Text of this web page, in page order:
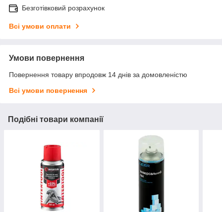
Безготівковий розрахунок
Всі умови оплати
Умови повернення
Повернення товару впродовж 14 днів за домовленістю
Всі умови повернення
Подібні товари компанії